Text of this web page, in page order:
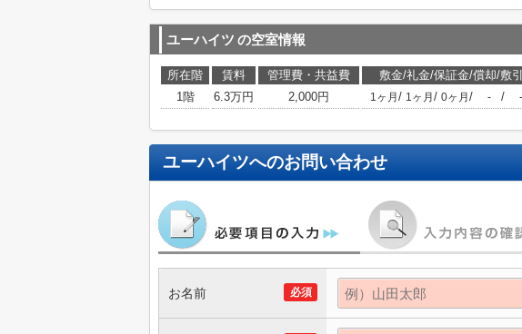
ユーハイツ の空室情報
所在階 賃料 管理費・共益費 敷金/礼金/保証金/償却/敷引
1階
6.3万円 2,000円 1ヶ月 / 1ヶ月 / 0ヶ月 / - / -
ユーハイツへのお問い合わせ
必須
お名前